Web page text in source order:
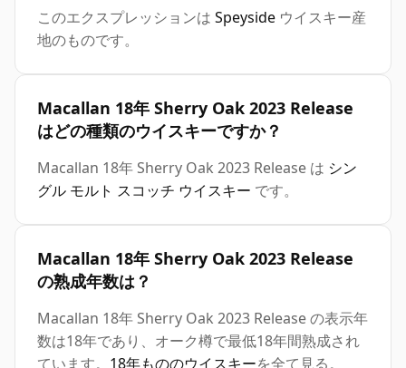
このエクスプレッションは Speyside ウイスキー産
地のものです。
Macallan 18年 Sherry Oak 2023 Release
はどの種類のウイスキーですか？
Macallan 18年 Sherry Oak 2023 Release は シン
グル モルト スコッチ ウイスキー です。
Macallan 18年 Sherry Oak 2023 Release
の熟成年数は？
Macallan 18年 Sherry Oak 2023 Release の表示年
数は18年であり、オーク樽で最低18年間熟成され
ています。 18年もののウイスキーを全て見る。